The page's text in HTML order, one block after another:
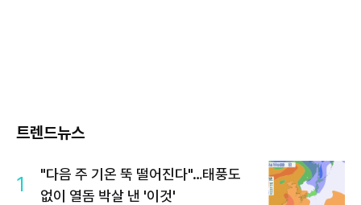
트렌드뉴스
1
"다음 주 기온 뚝 떨어진다"…태풍도
없이 열돔 박살 낸 '이것'